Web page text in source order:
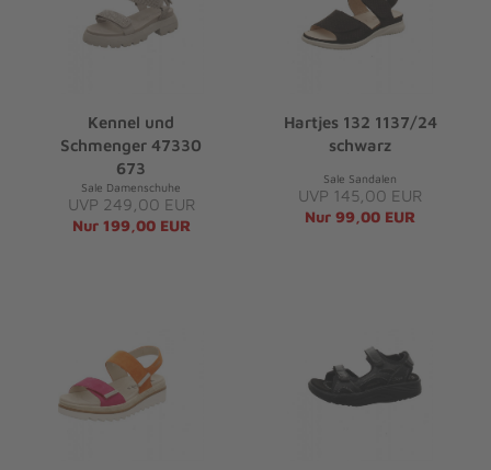
Kennel und
Schmenger 47330
673
Sale Damenschuhe
UVP 249,00 EUR
Nur 199,00 EUR
Hartjes 132 1137/24
schwarz
Sale Sandalen
UVP 145,00 EUR
Nur 99,00 EUR